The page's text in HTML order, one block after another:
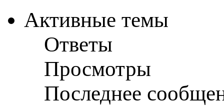
Активные темы
Ответы
Просмотры
Последнее